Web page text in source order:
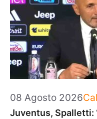
08 Agosto 2026
Juventus, Spalletti: